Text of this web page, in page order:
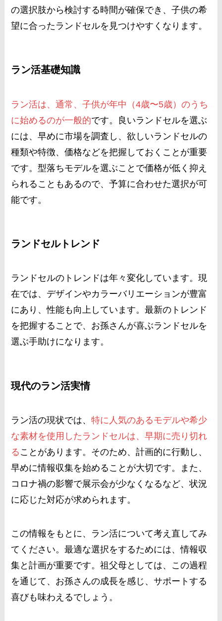
の選択肢から検討する時間が確保でき、子供の希
望に合ったランドセルを見つけやすくなります​​。
ラン活基礎知識
ラン活は、通常、子供が年中（4歳〜5歳）のうち
に始めるのが一般的です。良いランドセルを選ぶ
には、早めに市場を調査し、欲しいランドセルの
種類や特徴、価格などを把握しておくことが重要
です。型落ちモデルを選ぶことで価格が低く抑え
られることもあるので、予算に合わせた選択が可
能です​​。
ランドセルトレンド
ランドセルのトレンドは年々変化しています。現
在では、デザインやカラーバリエーションが豊富
にあり、性能も向上しています。最新のトレンド
を把握することで、お孫さんが喜ぶランドセルを
選ぶ手助けになります​​。
現代のラン活実情
ラン活の現状では、特に人気のあるモデルや希少
な素材を使用したランドセルは、早期に売り切れ
る ことがあります。そのため、計画的に行動し、
早めに情報収集を始めることが大切です。また、
コロナ禍の影響で展示会が少なくなるなど、状況
に応じた対応が求められます​​。
この情報をもとに、ラン活について考え直してみ
てください。最適な選択をするためには、情報収
集と計画が重要です。祖父母としては、この過程
を通じて、お孫さんの成長を感じ、サポートする
喜びも味わえるでしょう。